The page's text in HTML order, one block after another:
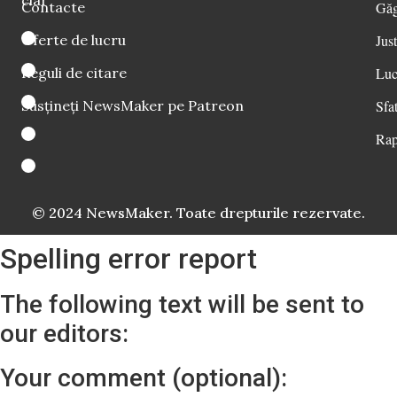
Contacte
Oferte de lucru
Reguli de citare
Susțineți NewsMaker pe Patreon
© 2024 NewsMaker. Toate drepturile rezervate.
Spelling error report
The following text will be sent to
our editors:
Your comment (optional):